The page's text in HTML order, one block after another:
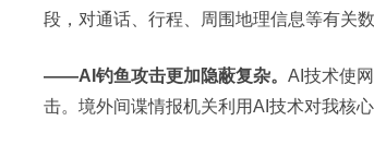
段，对通话、行程、周围地理信息等有关
——AI钓鱼攻击更加隐蔽复杂。 AI技术使
击。境外间谍情报机关利用AI技术对我核